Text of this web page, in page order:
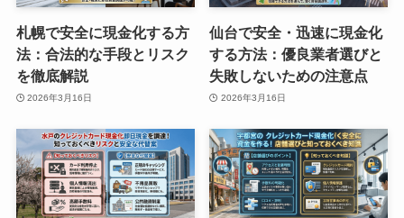
札幌で安全に現金化する方
法：合法的な手段とリスク
を徹底解説
2026年3月16日
仙台で安全・迅速に現金化
する方法：優良業者選びと
失敗しないための注意点
2026年3月16日